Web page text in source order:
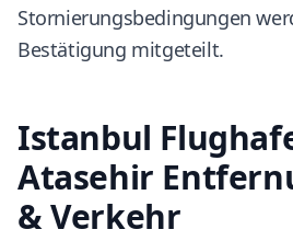
Stornierungsbedingungen
Bestätigung mitgeteilt.
Istanbul
Atasehir
& Verkehr